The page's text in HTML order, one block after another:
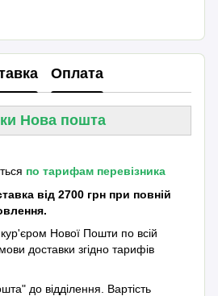
Оплата
Нова пошта
по тарифам перевізника
від 2700 грн при повній
Нової Пошти по всій
доставки згідно тарифів
до відділення. Вартість